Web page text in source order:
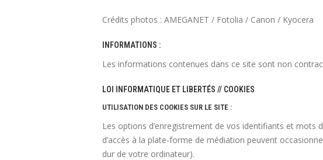
Crédits photos : AMEGANET / Fotolia / Canon / Kyocera
INFORMATIONS :
Les informations contenues dans ce site sont non
LOI INFORMATIQUE ET LIBERTÉS // COOKIES
UTILISATION DES COOKIES SUR LE SITE :
Les options d’enregistrement de vos identifiants et mots
d’accès à la plate-forme de médiation peuvent
dur de votre ordinateur).